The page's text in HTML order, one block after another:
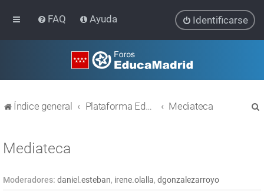
FAQ Ayuda Identificarse
Índice general Plataforma Educativa EducaMadrid Mediateca
Mediateca
Moderadores: daniel.esteban, irene.olalla, dgonzalezarroyo